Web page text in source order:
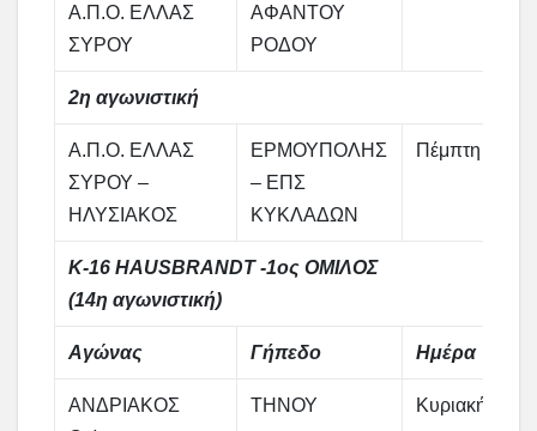
Α.Π.Ο. ΕΛΛΑΣ
ΣΥΡΟΥ
ΑΦΑΝΤΟΥ
ΡΟΔΟΥ
2η αγωνιστική
Α.Π.Ο. ΕΛΛΑΣ
ΣΥΡΟΥ –
ΗΛΥΣΙΑΚΟΣ
ΕΡΜΟΥΠΟΛΗΣ
– ΕΠΣ
ΚΥΚΛΑΔΩΝ
Πέμπτη
Κ-16 HAUSBRANDT -1ος ΟΜΙΛΟΣ
(14η αγωνιστική)
Αγώνας Γήπεδο Ημέρα
ΑΝΔΡΙΑΚΟΣ
ΤΗΝΟΥ Κυριακή